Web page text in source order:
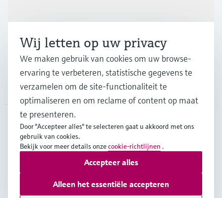
Support
Bedrijf
NLD•Nederlands
Copyright © Endress+Hauser Group Services AG
GebruiksvoorwaardenData Protection
Algemene Leveringsvoorwaarden
Wij letten op uw privacy
We maken gebruik van cookies om uw browse-
ervaring te verbeteren, statistische gegevens te
verzamelen om de site-functionaliteit te
optimaliseren en om reclame of content op maat
te presenteren.
Door "Accepteer alles" te selecteren gaat u akkoord met ons
gebruik van cookies.
Bekijk voor meer details onzecookie-richtlijnen .
Alleen het essentiële accepteren
Accepteer alles